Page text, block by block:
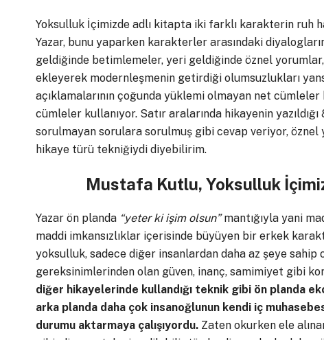
Yoksulluk İçimizde adlı kitapta iki farklı karakterin ruh
Yazar, bunu yaparken karakterler arasındaki
geldiğinde betimlemeler, yeri geldiğinde öznel
ekleyerek modernleşmenin getirdiği olumsuzlukları
açıklamalarının çoğunda yüklemi olmayan net
cümleler kullanıyor. Satır aralarında hikayenin
sorulmayan sorulara sorulmuş gibi cevap veriyor, öznel
hikaye türü tekniğiydi diyebilirim.
Mustafa Kutlu, Yoksulluk
Yazar ön planda “yeter ki işim olsun”mantığıyla yani
maddi imkansızlıklar içerisinde büyüyen bir erkek
yoksulluk, sadece diğer insanlardan daha az şeye sahip
gereksinimlerinden olan güven, inanç, samimiyet gibi
diğer hikayelerinde kullandığı teknik gibi ön planda
arka planda daha çok insanoğlunun kendi iç
durumu aktarmaya çalışıyordu. Zaten okurken ele